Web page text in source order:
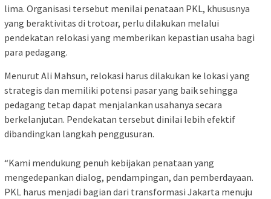
lima. Organisasi tersebut menilai penataan PKL, khususnya
yang beraktivitas di trotoar, perlu dilakukan melalui
pendekatan relokasi yang memberikan kepastian usaha bagi
para pedagang.
Menurut Ali Mahsun, relokasi harus dilakukan ke lokasi yang
strategis dan memiliki potensi pasar yang baik sehingga
pedagang tetap dapat menjalankan usahanya secara
berkelanjutan. Pendekatan tersebut dinilai lebih efektif
dibandingkan langkah penggusuran.
“Kami mendukung penuh kebijakan penataan yang
mengedepankan dialog, pendampingan, dan pemberdayaan.
PKL harus menjadi bagian dari transformasi Jakarta menuju